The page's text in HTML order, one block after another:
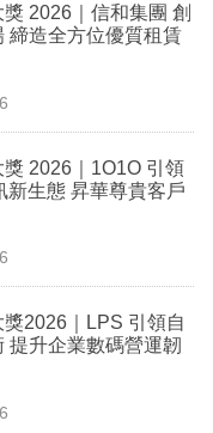
2026｜信和集團 創
締造全方位優質租賃
2026｜1O1O 引領
新生態 昇華尊貴客戶
2026｜LPS 引領自
提升企業數碼營運韌